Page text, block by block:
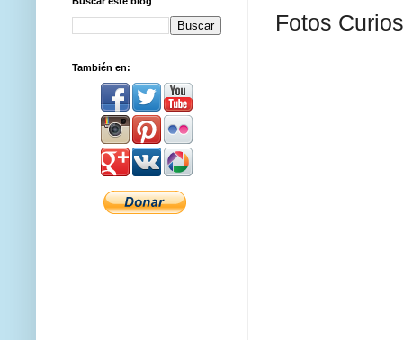
Fotos
También en: